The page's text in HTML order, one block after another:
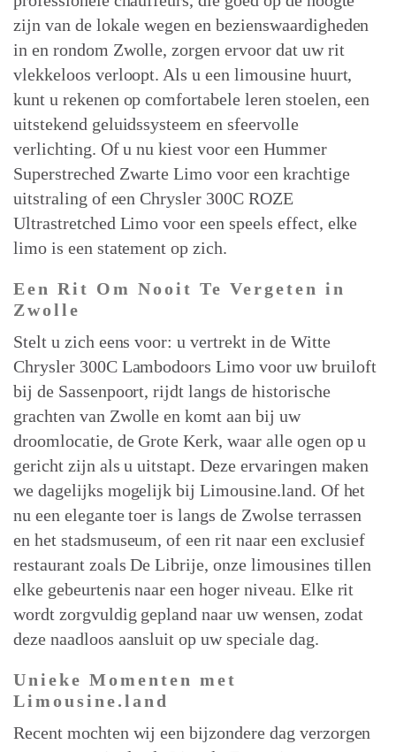
zijn van de lokale wegen en bezienswaardigheden
in en rondom Zwolle, zorgen ervoor dat uw rit
vlekkeloos verloopt. Als u een limousine huurt,
kunt u rekenen op comfortabele leren stoelen, een
uitstekend geluidssysteem en sfeervolle
verlichting. Of u nu kiest voor een Hummer
Superstreched Zwarte Limo voor een krachtige
uitstraling of een Chrysler 300C ROZE
Ultrastretched Limo voor een speels effect, elke
limo is een statement op zich.
Een Rit Om Nooit Te Vergeten in
Zwolle
Stelt u zich eens voor: u vertrekt in de Witte
Chrysler 300C Lambodoors Limo voor uw bruiloft
bij de Sassenpoort, rijdt langs de historische
grachten van Zwolle en komt aan bij uw
droomlocatie, de Grote Kerk, waar alle ogen op u
gericht zijn als u uitstapt. Deze ervaringen maken
we dagelijks mogelijk bij Limousine.land. Of het
nu een elegante toer is langs de Zwolse terrassen
en het stadsmuseum, of een rit naar een exclusief
restaurant zoals De Librije, onze limousines tillen
elke gebeurtenis naar een hoger niveau. Elke rit
wordt zorgvuldig gepland naar uw wensen, zodat
deze naadloos aansluit op uw speciale dag.
Unieke Momenten met
Limousine.land
Recent mochten wij een bijzondere dag verzorgen